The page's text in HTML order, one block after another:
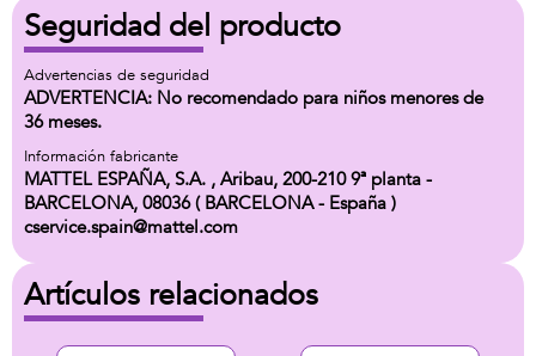
Seguridad del producto
Advertencias de seguridad
ADVERTENCIA: No recomendado para niños menores de
36 meses.
Información fabricante
MATTEL ESPAÑA, S.A. , Aribau, 200-210 9ª planta -
BARCELONA, 08036 ( BARCELONA - España )
cservice.spain@mattel.com
Artículos relacionados